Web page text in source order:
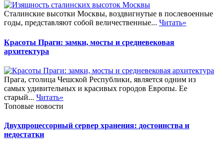
Сталинские высотки Москвы, воздвигнутые в послевоенные
годы, представляют собой величественные... Читать»
Красоты Праги: замки, мосты и средневековая
архитектура
Прага, столица Чешской Республики, является одним из
самых удивительных и красивых городов Европы. Ее
старый... Читать»
Топовые новости
Двухпроцессорный сервер хранения: достоинства и
недостатки